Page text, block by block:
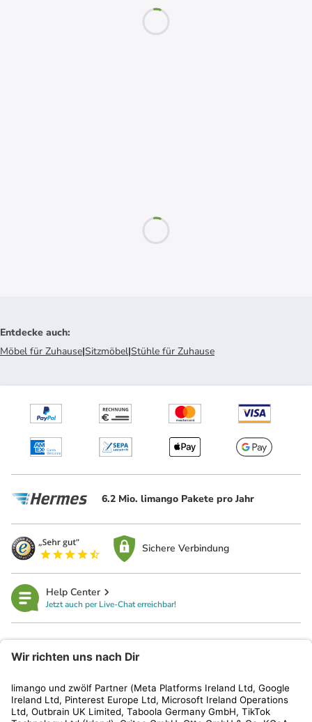
Entdecke auch:
Möbel für Zuhause|Sitzmöbel|Stühle für Zuhause
6.2 Mio. limango Pakete pro Jahr
Sichere Verbindung
Help Center
Jetzt auch per Live-Chat erreichbar!
Kundenservice